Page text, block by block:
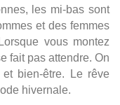
les mi-bas sont
et des femmes
vous montez
fait pas attendre. On
bien-être. Le rêve
hivernale.